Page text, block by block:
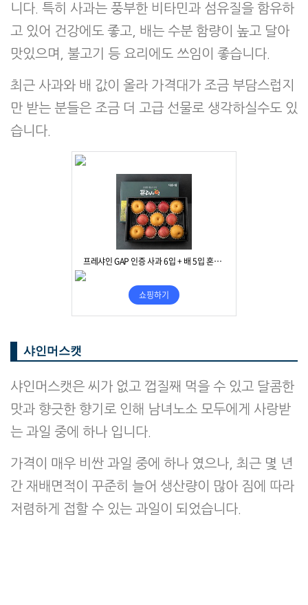
니다. 특히 사과는 풍부한 비타민과 섬유질을 함유하
고 있어 건강에도 좋고, 배는 수분 함량이 높고 달아
맛있으며, 불고기 등 요리에도 쓰임이 좋습니다.
최근 사과와 배 값이 올라 가격대가 조금 부담스럽지
만 받는 분들은 조금 더 고급 선물로 생각하실수도 있
습니다.
샤인머스캣
샤인머스캣은 씨가 없고 껍질째 먹을 수 있고 달콤한
맛과 향긋한 향기로 인해 남녀노소 모두에게 사랑받
는 과일 중에 하나 입니다.
가격이 매우 비싼 과일 중에 하나 였으나, 최근 몇 년
간 재배면적이 꾸준히 늘어 생산량이 많아 짐에 따라
저렴하게 접할 수 있는 과일이 되었습니다.